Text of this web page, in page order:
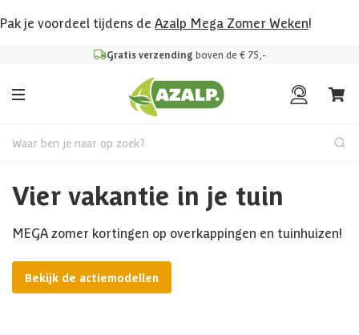
Pak je voordeel tijdens de Azalp Mega Zomer Weken!
Gratis verzending boven de € 75,-
Waar ben je naar op zoek?
Vier vakantie in je tuin
MEGA zomer kortingen op overkappingen en tuinhuizen!
Bekijk de actiemodellen